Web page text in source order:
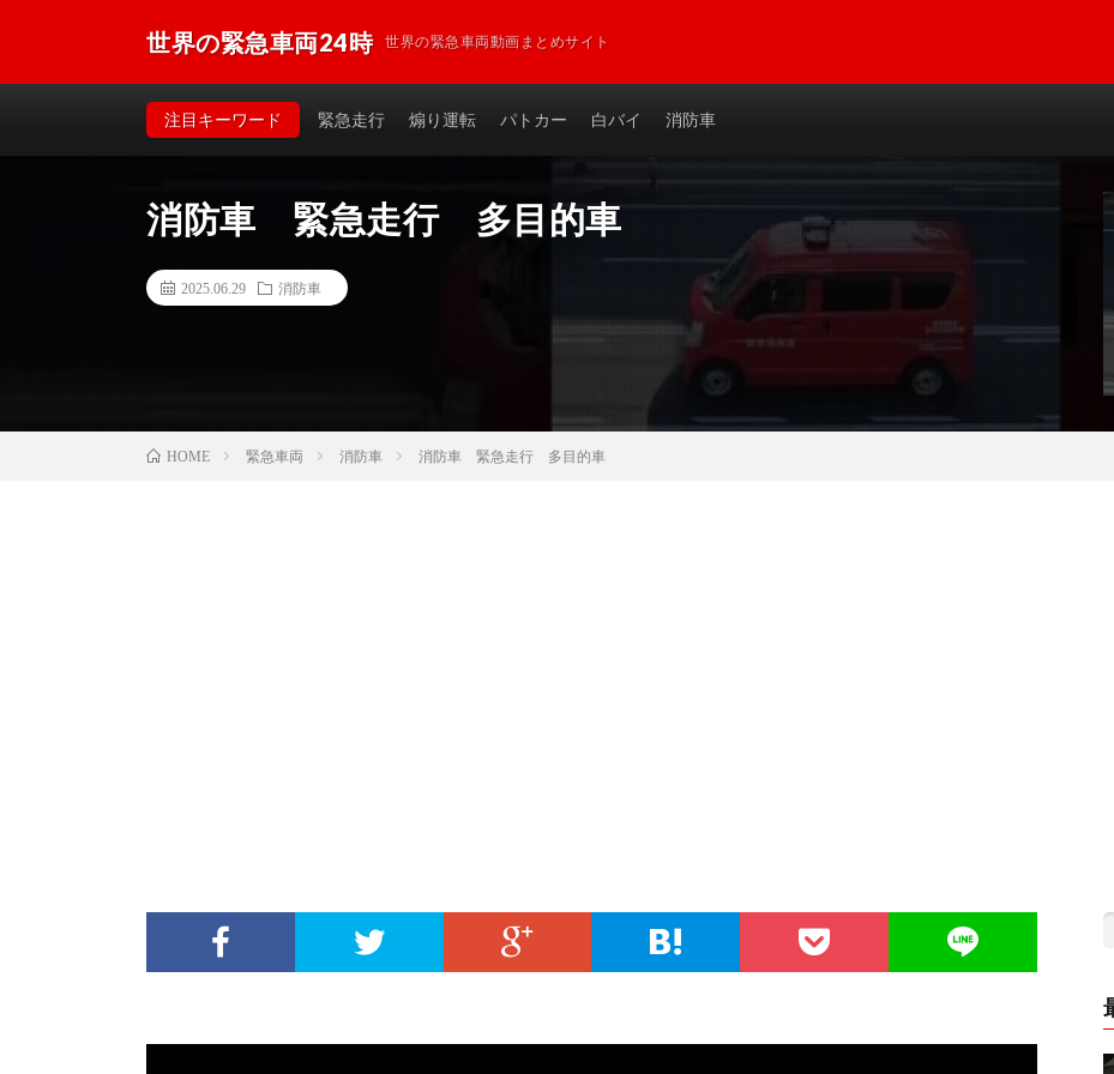
世界の緊急車両24時 世界の緊急車両動画まとめサイト
注目キーワード 緊急走行 煽り運転 パトカー 白バイ 消防車
消防車 緊急走行 多目的車
2025.06.29 消防車
HOME 緊急車両 消防車 消防車 緊急走行 多目的車